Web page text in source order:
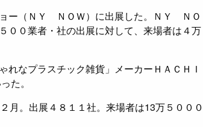
ー（ＮＹ ＮＯＷ）に出展した。ＮＹ ＮＯ
００業者・社の出展に対して、来場者は４万
れなプラスチック雑貨」メーカーＨＡＣＨＩ
た。
月。出展４８１１社。来場者は13万５０００